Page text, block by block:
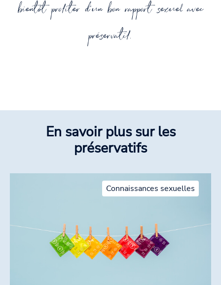
bientôt profiter d'un bon rapport sexuel avec
préservatif.
En savoir plus sur les
préservatifs
Connaissances sexuelles